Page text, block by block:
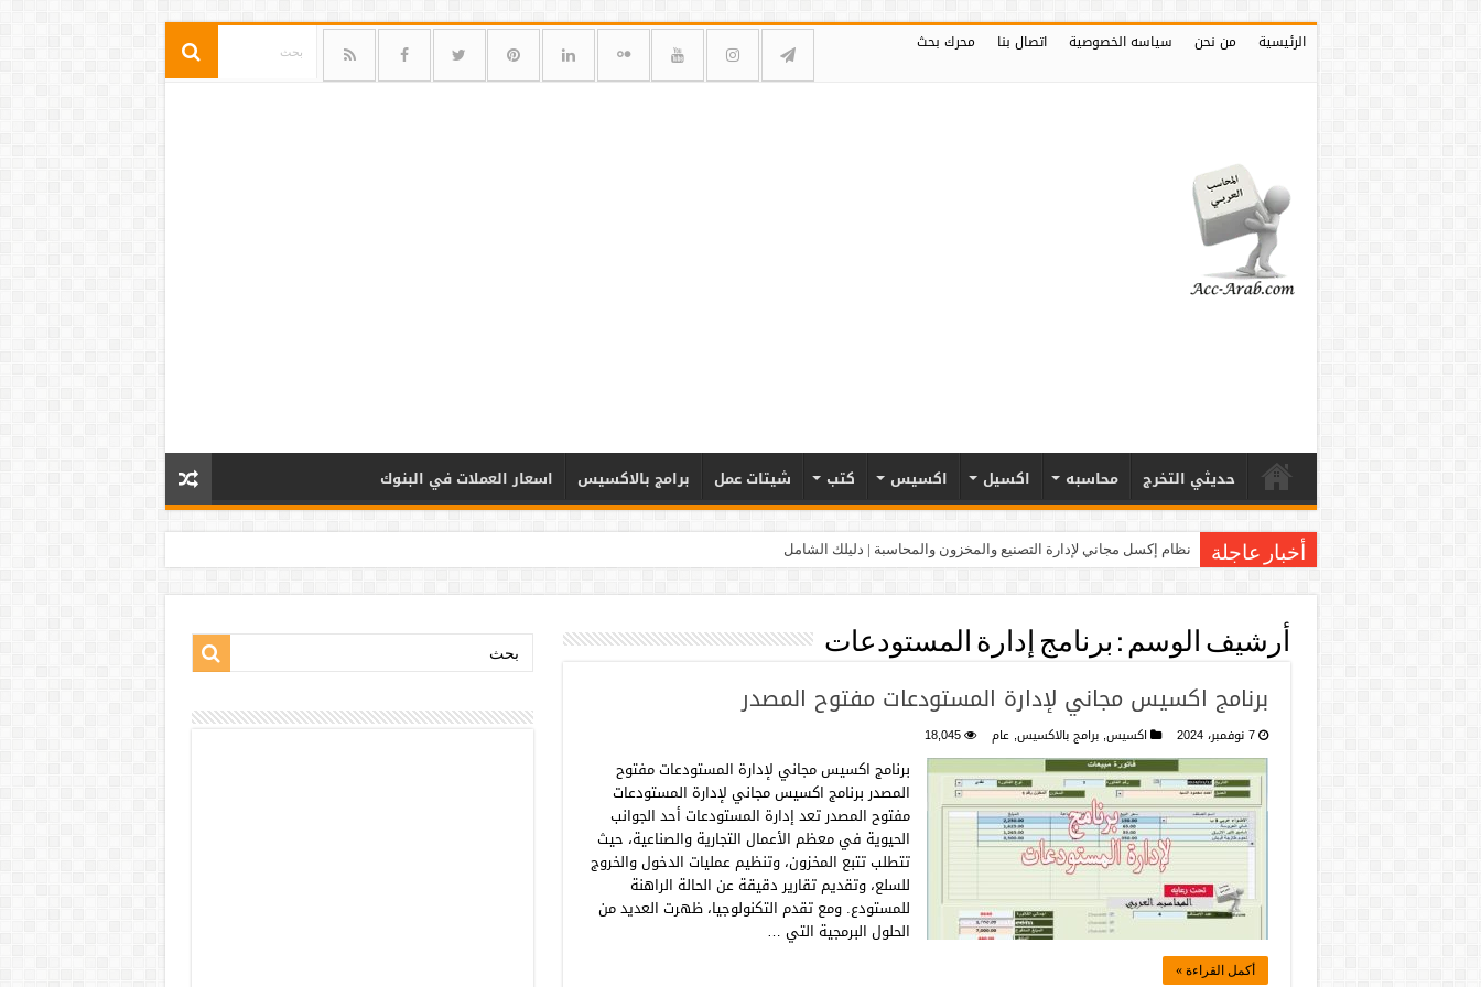
الرئيسية من نحن سياسه الخصوصية اتصال بنا محرك بحث
حديثي التخرج محاسبه اكسيل اكسيس كتب شيتات عمل برامج بالاكسيس اسعار العملات في البنوك
أخبار عاجلة نظام إكسل مجاني لإدارة التصنيع والمخزون والمحاسبة | دليلك الشامل
أرشيف الوسم : برنامج إدارة المستودعات
برنامج اكسيس مجاني لإدارة المستودعات مفتوح المصدر
7 نوفمبر، 2024 اكسيس,برامج بالاكسيس,عام 18,045
برنامج اكسيس مجاني لإدارة المستودعات مفتوح
المصدر برنامج اكسيس مجاني لإدارة المستودعات
مفتوح المصدر تعد إدارة المستودعات أحد الجوانب
الحيوية في معظم الأعمال التجارية والصناعية، حيث
تتطلب تتبع المخزون، وتنظيم عمليات الدخول والخروج
للسلع، وتقديم تقارير دقيقة عن الحالة الراهنة
للمستودع. ومع تقدم التكنولوجيا، ظهرت العديد من
الحلول البرمجية التي …
أكمل القراءة »
بحث: